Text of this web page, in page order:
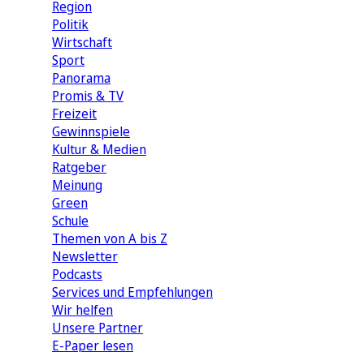
Region
Politik
Wirtschaft
Sport
Panorama
Promis & TV
Freizeit
Gewinnspiele
Kultur & Medien
Ratgeber
Meinung
Green
Schule
Themen von A bis Z
Newsletter
Podcasts
Services und Empfehlungen
Wir helfen
Unsere Partner
E-Paper lesen